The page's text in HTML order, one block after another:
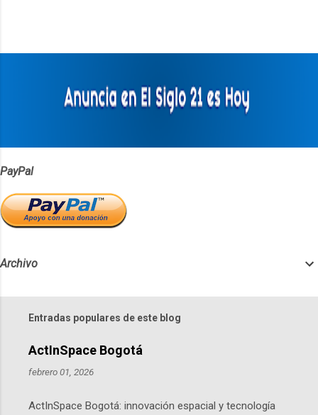
PayPal
Archivo
Entradas populares de este blog
ActInSpace Bogotá
febrero 01, 2026
ActInSpace Bogotá: innovación espacial y tecnología